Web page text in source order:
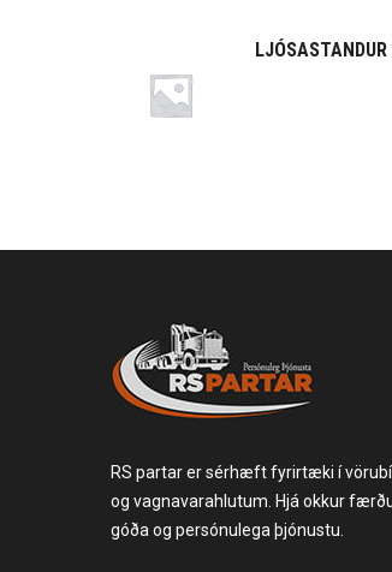
LJÓSASTANDUR
RS partar er sérhæft fyrirtæki í
og vagnavarahlutum. Hjá okkur
góða og persónulega þjónustu.